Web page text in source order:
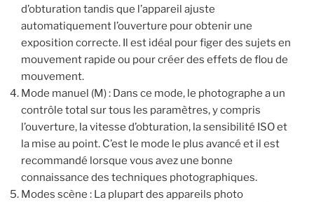
d’obturation tandis que l’appareil ajuste
automatiquement l’ouverture pour obtenir une
exposition correcte. Il est idéal pour figer des sujets en
mouvement rapide ou pour créer des effets de flou de
mouvement.
Mode manuel (M) : Dans ce mode, le photographe a un
contrôle total sur tous les paramètres, y compris
l’ouverture, la vitesse d’obturation, la sensibilité ISO et
la mise au point. C’est le mode le plus avancé et il est
recommandé lorsque vous avez une bonne
connaissance des techniques photographiques.
Modes scène : La plupart des appareils photo